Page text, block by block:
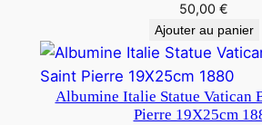
50,00 €
Ajouter au panier
Albumine Italie Statue Vatican
Pierre 19X25cm